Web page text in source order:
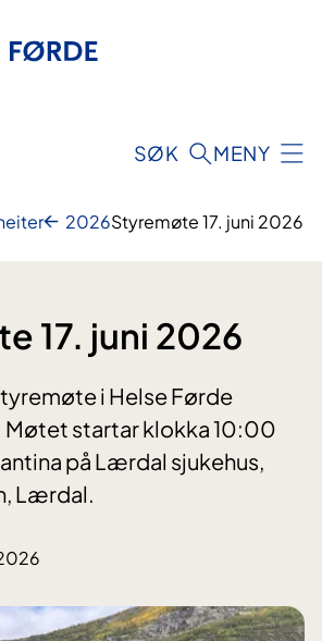
SØK MENY
2026Styremøte 17. juni 2026
17. juni 2026
i Helse Førde
Møtet startar klokka 10:00
på Lærdal sjukehus,
Lærdal.